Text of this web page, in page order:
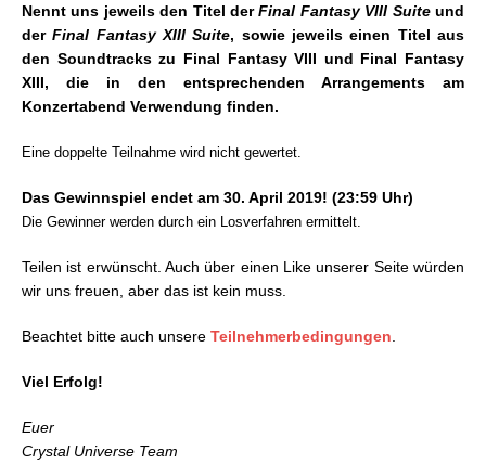
Nennt uns jeweils den Titel derFinal Fantasy VIII Suiteund
derFinal Fantasy XIII Suite, sowie jeweils einen Titel aus
den Soundtracks zu Final Fantasy VIII und Final Fantasy
XIII, die in den entsprechenden Arrangements am
Konzertabend Verwendung finden.
Eine doppelte Teilnahme wird nicht gewertet.
Das Gewinnspiel endet am 30. April 2019! (23:59 Uhr)
Die Gewinner werden durch ein Losverfahren ermittelt.
Teilen ist erwünscht. Auch über einen Like unserer Seite würden
wir uns freuen, aber das ist kein muss.
Beachtet bitte auch unsere Teilnehmerbedingungen
Viel Erfolg!
Euer
Crystal Universe Team